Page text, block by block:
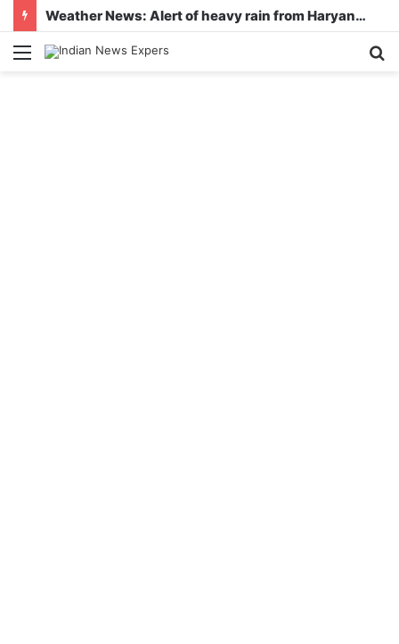
Weather News: Alert of heavy rain from Haryana-Gujarat to Odisha, monsoon is active in many states
Menu